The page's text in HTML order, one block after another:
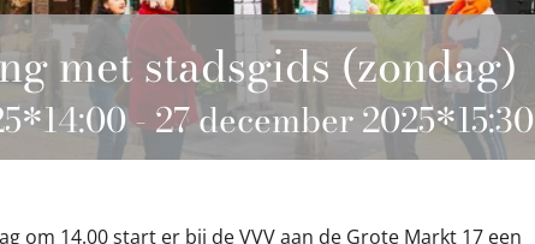
met stadsgids (zondag)
-27 december 2025*15:30
om 14.00 start er bij de VVV aan de Grote Markt 17 een